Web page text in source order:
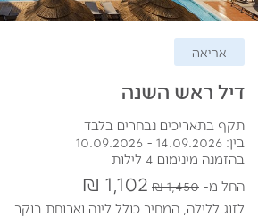
אריאה
דיל ראש השנה
תקף בתאריכים נבחרים בלבד
בין: 14.09.2026 - 10.09.2026
בהזמנה מינימום 4 לילות
החל מ
1,450 ₪
1,102 ₪
לזוג ללילה, המחיר כולל לינה וארוחת בוקר